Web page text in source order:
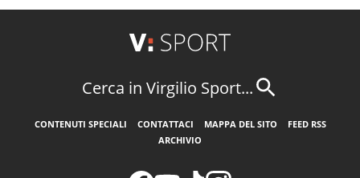
Cerca in Virgilio Sport...
CONTENUTI SPECIALI CONTATTACI MAPPA DEL SITO
FEED RSS
ARCHIVIO